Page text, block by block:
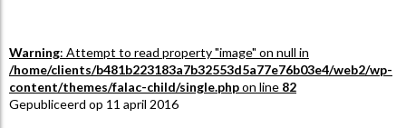
Warning: Attempt to read property "image" on null in
/home/clients/b481b223183a7b32553d5a77e76b03e4/web2/wp-
content/themes/falac-child/single.phpon line 82
Gepubliceerd op 11 april 2016